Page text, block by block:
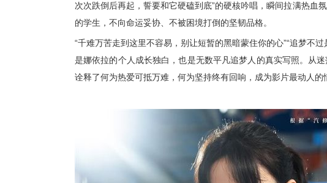
次次跌倒后再起，誓要和它硬磕到底”的硬核吟唱，瞬间拉满热血
的学生 ，不向命运妥协、不被困境打倒的坚韧品格。
“千难万苦走到这里不容易，别让短暂的黑暗蒙住你的心”“追梦不
是娜依拉的个人成长独白，也是无数平凡追梦人的真实写照。
从
诠释了何为热爱可抵万难，何为坚持终有回响，成为影片最动人的